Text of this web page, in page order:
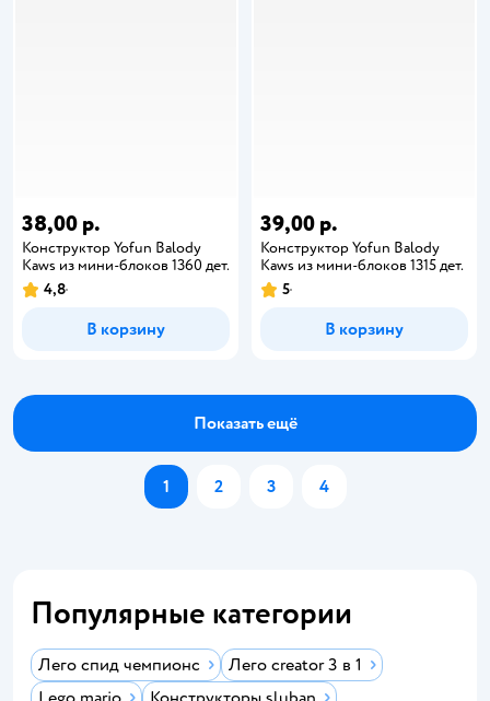
38,00 р.
Конструктор Yofun Balody
Kaws из мини-блоков 1360 дет.
4,8
В корзину
39,00 р.
Конструктор Yofun Balody
Kaws из мини-блоков 1315 дет.
5
В корзину
Показать ещё
1 2 3 4
Популярные категории
Лего спид чемпионс
Лего creator 3 в 1